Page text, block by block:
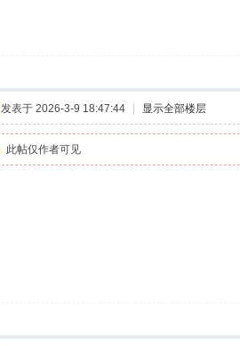
发表于 2026-3-9 18:47:44 显示全部楼层
此帖仅作者可见